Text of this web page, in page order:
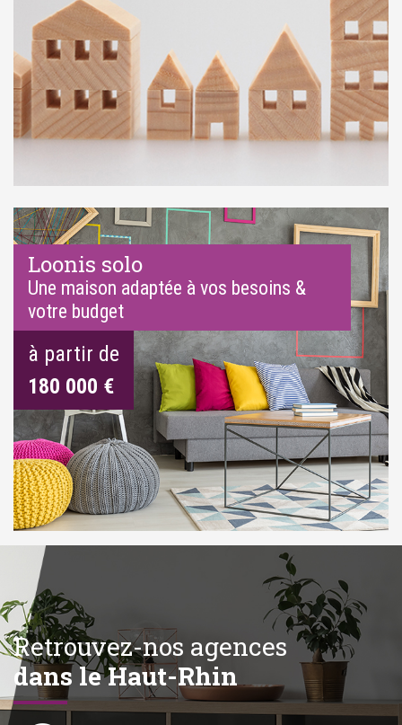
Loonis solo
Une maison adaptée à vos besoins &
votre budget
à partir de
180 000 €
Retrouvez-nos agences
dans le Haut-Rhin